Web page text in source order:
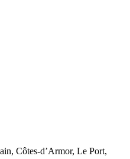
Côtes-d’Armor, Le Port,